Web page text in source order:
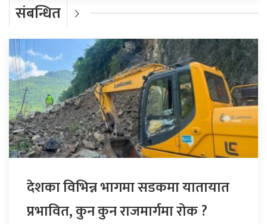
संबन्धित
देशका विभिन्न भागमा सडकमा यातायात
प्रभावित, कुन कुन राजमार्गमा रोक ?